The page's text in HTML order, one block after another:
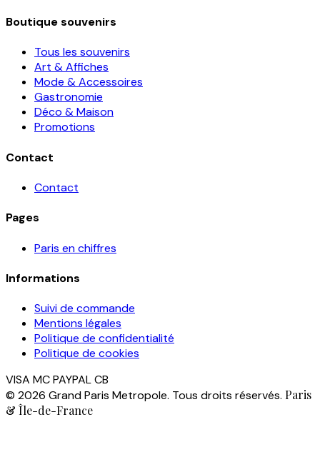
Boutique souvenirs
Tous les souvenirs
Art & Affiches
Mode & Accessoires
Gastronomie
Déco & Maison
Promotions
Contact
Contact
Pages
Paris en chiffres
Informations
Suivi de commande
Mentions légales
Politique de confidentialité
Politique de cookies
VISA MCPAYPALCB
© 2026 Grand Paris Metropole. Tous droits réservés. Paris
& Île-de-France